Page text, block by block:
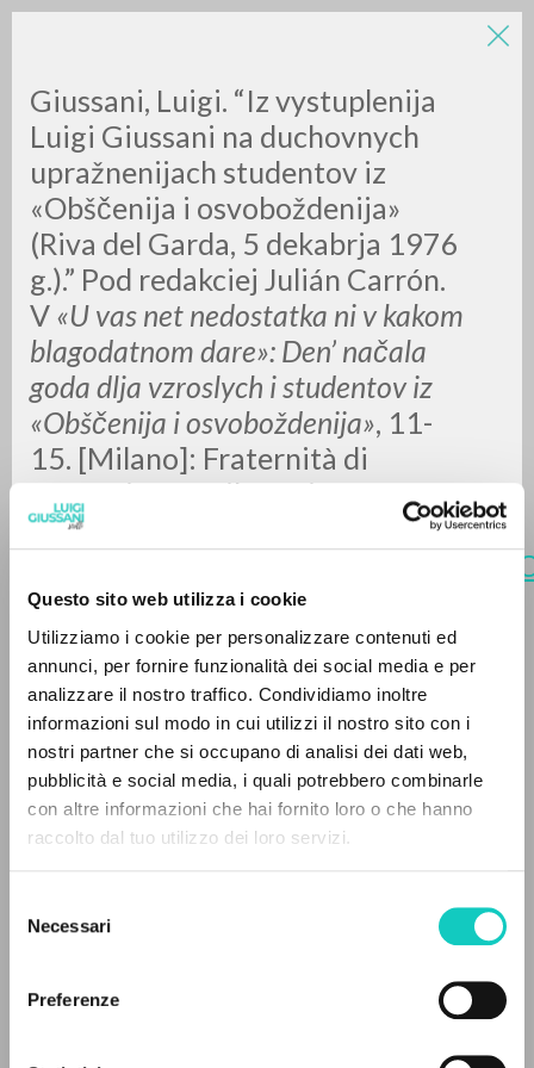
Questo sito web utilizza i cookie
Utilizziamo i cookie per personalizzare contenuti ed
annunci, per fornire funzionalità dei social media e per
analizzare il nostro traffico. Condividiamo inoltre
informazioni sul modo in cui utilizzi il nostro sito con i
nostri partner che si occupano di analisi dei dati web,
pubblicità e social media, i quali potrebbero combinarle
con altre informazioni che hai fornito loro o che hanno
raccolto dal tuo utilizzo dei loro servizi.
delNecessari
Preferenze
Giussani, Luigi. “Iz vystuplenija
Luigi Giussani na duchovnych
upražnenijach studentov iz
«Obščenija i osvoboždenija»
(Riva del Garda, 5 dekabrja 1976
g.).” Pod redakciej Julián Carrón.
V «U vas net nedostatka ni v kakom
blagodatnom dare»: Den’ načala
goda dlja vzroslych i studentov iz
«Obščenija i osvoboždenija», 11-
15. [Milano]: Fraternità di
Comunione e Liberazione, 2021.
Pdf.
https://it.clonline.org/news/
dono-di-grazia-pi%C3%B9-vi-
manca. [Perevod].
LUIGI
GIUSSANI
scritti
0RESULTS FOUND
MORE RESULTS